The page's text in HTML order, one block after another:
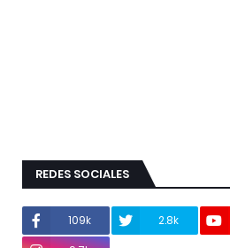
REDES SOCIALES
109k 2.8k